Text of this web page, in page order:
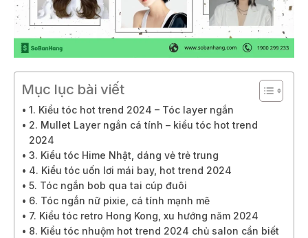
Mục lục bài viết
1. Kiểu tóc hot trend 2024 – Tóc layer ngắn
2. Mullet Layer ngắn cá tính – kiểu tóc hot trend
2024
3. Kiểu tóc Hime Nhật, dáng vẻ trẻ trung
4. Kiểu tóc uốn lơi mái bay, hot trend 2024
5. Tóc ngắn bob qua tai cúp đuôi
6. Tóc ngắn nữ pixie, cá tính mạnh mẽ
7. Kiểu tóc retro Hong Kong, xu hướng năm 2024
8. Kiểu tóc nhuộm hot trend 2024 chủ salon cần biết